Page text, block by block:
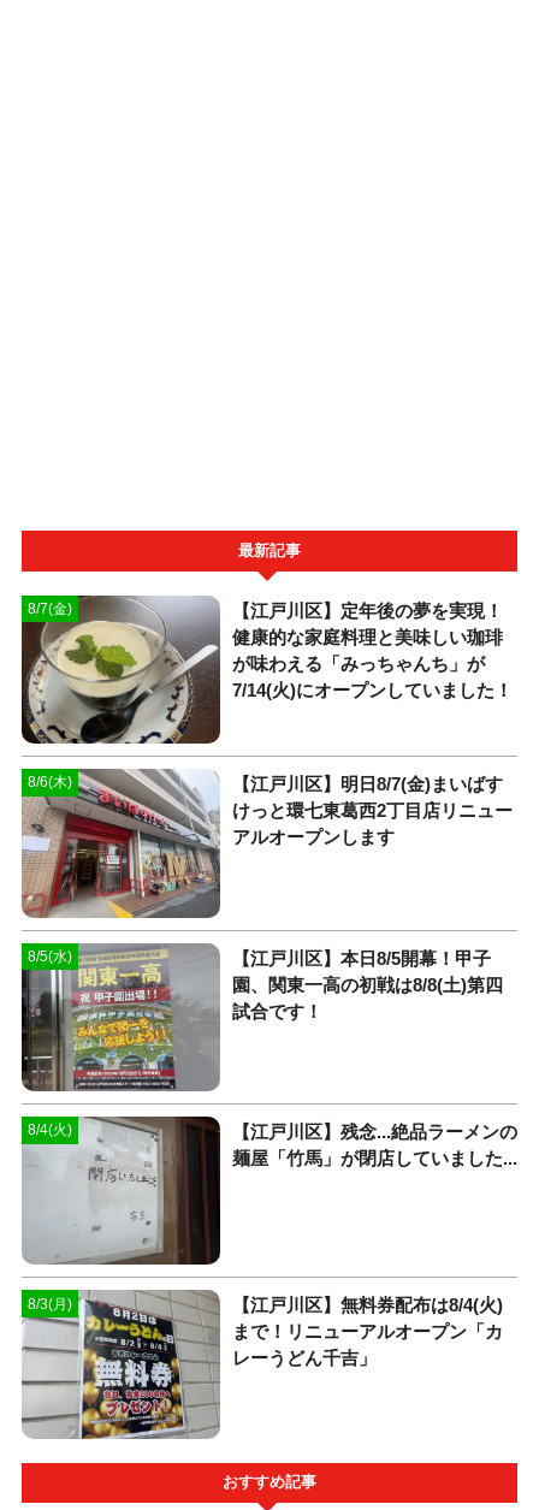
最新記事
8/7(金)
【江戸川区】定年後の夢を実現！
健康的な家庭料理と美味しい珈琲
が味わえる「みっちゃんち」が
7/14(火)にオープンしていました！
8/6(木)
【江戸川区】明日8/7(金)まいばす
けっと環七東葛西2丁目店リニュー
アルオープンします
8/5(水)
【江戸川区】本日8/5開幕！甲子
園、関東一高の初戦は8/8(土)第四
試合です！
8/4(火)
【江戸川区】残念...絶品ラーメンの
麺屋「竹馬」が閉店していました...
8/3(月)
【江戸川区】無料券配布は8/4(火)
まで！リニューアルオープン「カ
レーうどん千吉」
おすすめ記事